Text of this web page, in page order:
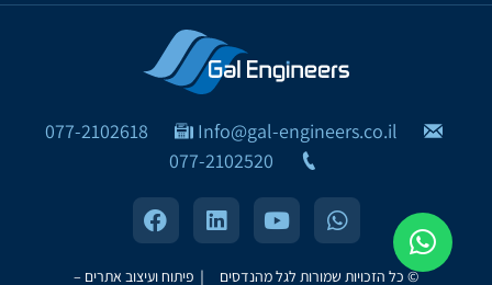
Info@gal-engineers.co.il
077-2102618
077-2102520
© כל הזכויות שמורות לגל מהנדסים ｜ פיתוח ועיצוב אתרים –